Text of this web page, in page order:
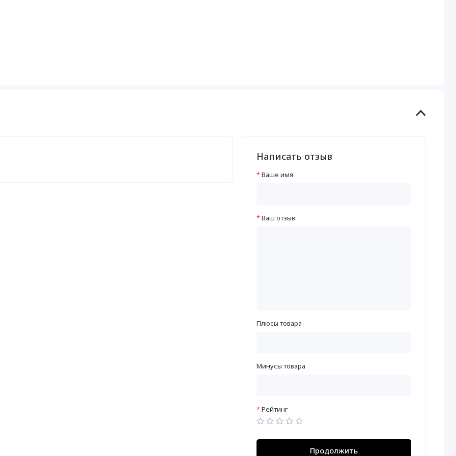
А предназначен для удаления из воды
аммония*, марганца*, органических
л, марганец до 5 мг/л, перманганантная
А 3,0 (аэрация+обезжелезивание и
Написать отзыв
Ваше имя
Ваш отзыв
Плюсы товара
Минусы товара
Рейтинг
Продолжить